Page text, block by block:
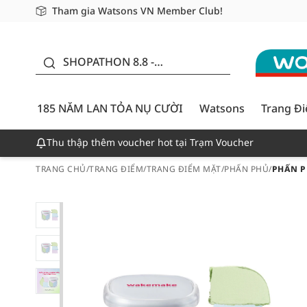
Tham gia Watsons VN Member Club!
Miễn phí giao hàng cho đơn hàng từ 249,000Đ
Giao hàng nhanh 24h - Áp dụng khu vực TP. Hồ Chí
SHOPATHON 8.8 -
CƯỜI - GIẢM ĐẾN
50%
185 NĂM LAN TỎA NỤ CƯỜI
Watsons Trang
Thu thập thêm voucher hot tại Trạm Voucher
TRANG CHỦ/TRANG ĐIỂM/TRANG ĐIỂM MẶT/PHẤN PHỦ/PHẤN